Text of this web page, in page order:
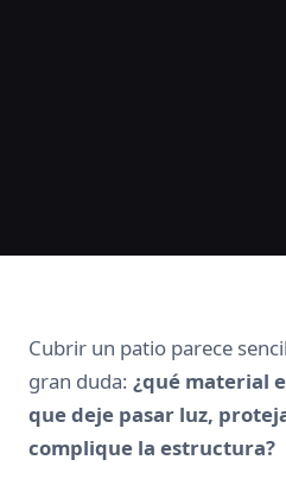
Cubrir un patio parece
gran duda: ¿qué material
que deje pasar luz,
complique la estructura?